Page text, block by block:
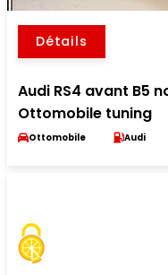
Détails
Audi RS4 avant B5
Ottomobile tuning
Ottomobile Audi